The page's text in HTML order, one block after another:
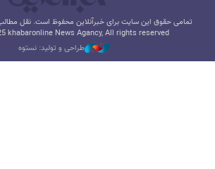
تمامی حقوق این سایت برای خبرآنلاین محفوظ است. نقل مطالب
khabaronline News Agancy, All rights reserved
طراحی و تولید: نستوه